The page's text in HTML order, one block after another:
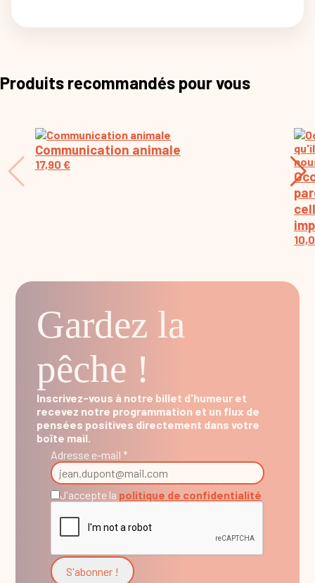
Produits recommandés pour vous
Communication animale
17,90 €
Gardez la
pêche !
Inscrivez-vous à notre billet d'humeur et
recevez notre programmation et un flux de
pensées positives directement dans votre
boîte mail.
Adresse e-mail *
J'accepte la politique de confidentialité